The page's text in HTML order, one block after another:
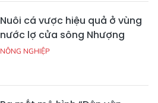
Nuôi cá vược hiệu quả ở vùng
nước lợ cửa sông Nhượng
NÔNG NGHIỆP